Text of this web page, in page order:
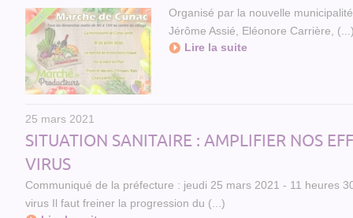
Organisé par la nouvelle
Jérôme Assié, Eléonore Carrière,
Lire la suite
25 mars 2021
SITUATION SANITAIRE : AMPLIFIER NOS
VIRUS
Communiqué de la préfecture : jeudi 25 mars 2021 - 11 heures
virus Il faut freiner la progression du (...)